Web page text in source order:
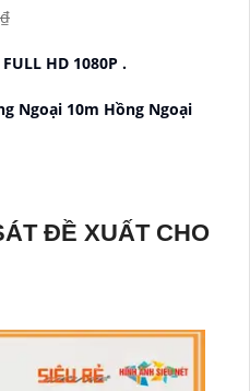
FULL HD 1080P .
Ngoại 10m Hồng Ngoại
ĐỀ XUẤT CHO